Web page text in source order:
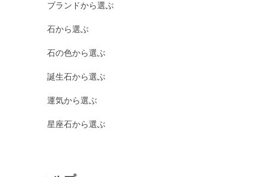
ブランドから選ぶ
石から選ぶ
石の色から選ぶ
誕生石から選ぶ
運気から選ぶ
星座石から選ぶ